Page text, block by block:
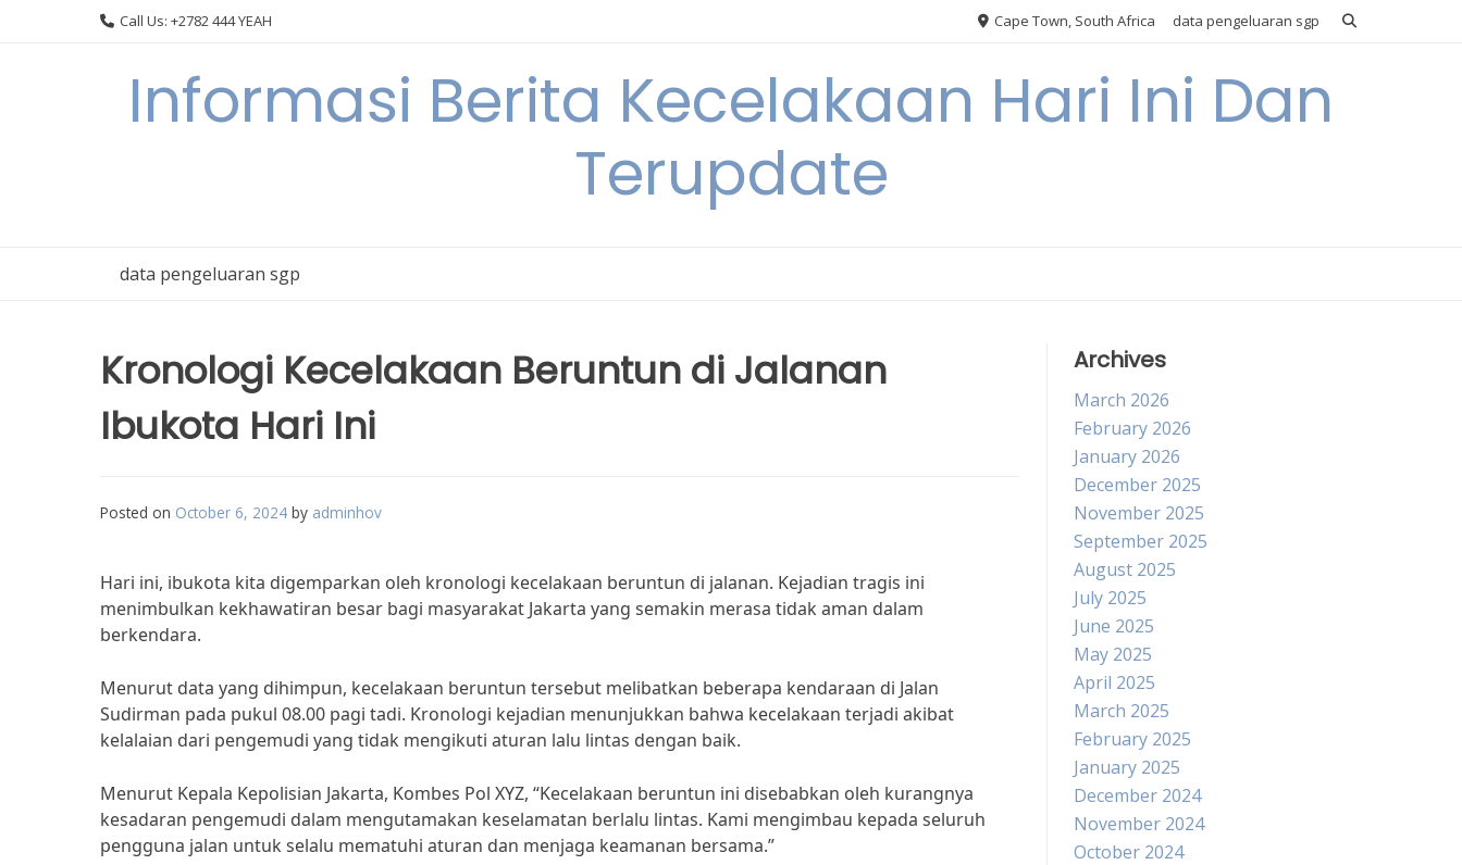
Call Us: +2782 444 YEAH Cape Town, South Africa data pengeluaran sgp
Informasi Berita Kecelakaan Hari Ini Dan
Terupdate
data pengeluaran sgp
Kronologi Kecelakaan Beruntun di Jalanan
Ibukota Hari Ini
Posted on October 6, 2024 by adminhov
Hari ini, ibukota kita digemparkan oleh kronologi kecelakaan beruntun di jalanan. Kejadian tragis ini
menimbulkan kekhawatiran besar bagi masyarakat Jakarta yang semakin merasa tidak aman dalam
berkendara.
Menurut data yang dihimpun, kecelakaan beruntun tersebut melibatkan beberapa kendaraan di Jalan
Sudirman pada pukul 08.00 pagi tadi. Kronologi kejadian menunjukkan bahwa kecelakaan terjadi akibat
kelalaian dari pengemudi yang tidak mengikuti aturan lalu lintas dengan baik.
Menurut Kepala Kepolisian Jakarta, Kombes Pol XYZ, “Kecelakaan beruntun ini disebabkan oleh kurangnya
kesadaran pengemudi dalam mengutamakan keselamatan berlalu lintas. Kami mengimbau kepada seluruh
pengguna jalan untuk selalu mematuhi aturan dan menjaga keamanan bersama.”
Archives
March 2026
February 2026
January 2026
December 2025
November 2025
September 2025
August 2025
July 2025
June 2025
May 2025
April 2025
March 2025
February 2025
January 2025
December 2024
November 2024
October 2024